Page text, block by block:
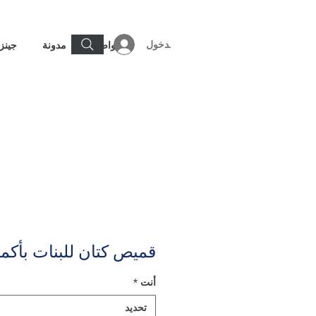
جينز مدونة تواصل تسجيل الدخول
قميص كتان للبنات
أنت *
تحديد